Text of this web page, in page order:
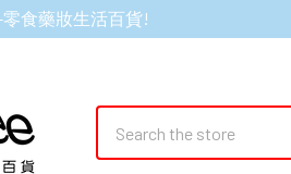
零食藥妝生活百貨!